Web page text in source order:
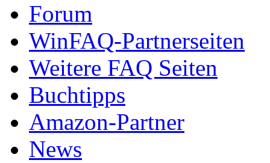
Forum
WinFAQ-Partnerseiten
Weitere FAQ Seiten
Buchtipps
Amazon-Partner
News